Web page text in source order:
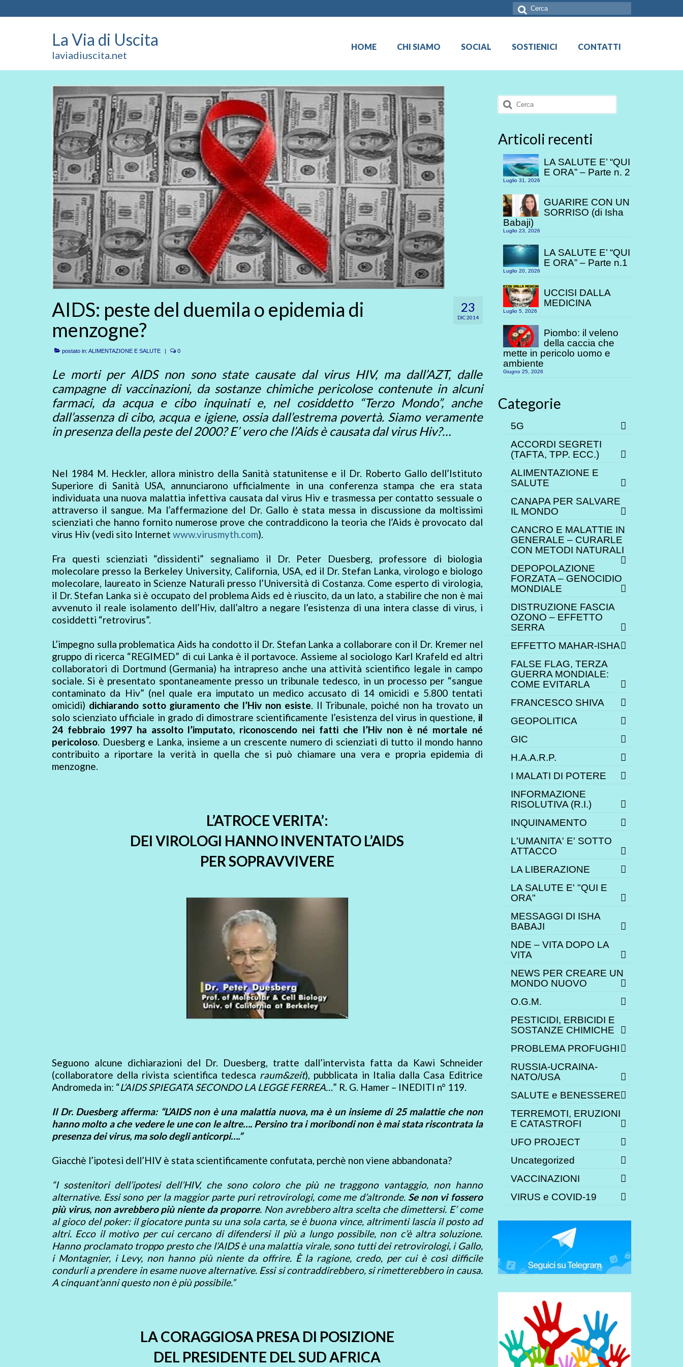
Cerca:
La Via di Uscita
laviadiuscita.net
HOME CHI SIAMO SOCIAL SOSTIENICI CONTATTI
23
DIC 2014
AIDS: peste del duemila o epidemia di
menzogne?
postato in: ALIMENTAZIONE E SALUTE | 0
Le morti per AIDS non sono state causate dal virus HIV, ma dall’AZT, dalle
campagne di vaccinazioni, da sostanze chimiche pericolose contenute in alcuni
farmaci, da acqua e cibo inquinati e, nel cosiddetto “Terzo Mondo”, anche
dall’assenza di cibo, acqua e igiene, ossia dall’estrema povertà. Siamo veramente
in presenza della peste del 2000? E’ vero che l’Aids è causata dal virus Hiv?…
Nel 1984 M. Heckler, allora ministro della Sanità statunitense e il Dr. Roberto Gallo dell’Istituto
Superiore di Sanità USA, annunciarono ufficialmente in una conferenza stampa che era stata
individuata una nuova malattia infettiva causata dal virus Hiv e trasmessa per contatto sessuale o
attraverso il sangue. Ma l’affermazione del Dr. Gallo è stata messa in discussione da moltissimi
scienziati che hanno fornito numerose prove che contraddicono la teoria che l’Aids è provocato dal
virus Hiv (vedi sito Internet www.virusmyth.com).
Fra questi scienziati “dissidenti” segnaliamo il Dr. Peter Duesberg, professore di biologia
molecolare presso la Berkeley University, California, USA, ed il Dr. Stefan Lanka, virologo e biologo
molecolare, laureato in Scienze Naturali presso l’Università di Costanza. Come esperto di virologia,
il Dr. Stefan Lanka si è occupato del problema Aids ed è riuscito, da un lato, a stabilire che non è mai
avvenuto il reale isolamento dell’Hiv, dall’altro a negare l’esistenza di una intera classe di virus, i
cosiddetti “retrovirus”.
L’impegno sulla problematica Aids ha condotto il Dr. Stefan Lanka a collaborare con il Dr. Kremer nel
gruppo di ricerca “REGIMED” di cui Lanka è il portavoce. Assieme al sociologo Karl Krafeld ed altri
collaboratori di Dortmund (Germania) ha intrapreso anche una attività scientifico legale in campo
sociale. Si è presentato spontaneamente presso un tribunale tedesco, in un processo per “sangue
contaminato da Hiv” (nel quale era imputato un medico accusato di 14 omicidi e 5.800 tentati
omicidi) dichiarando sotto giuramento che l’Hiv non esiste. Il Tribunale, poiché non ha trovato un
solo scienziato ufficiale in grado di dimostrare scientificamente l’esistenza del virus in questione, il
24 febbraio 1997 ha assolto l’imputato, riconoscendo nei fatti che l’Hiv non è né mortale né
pericoloso. Duesberg e Lanka, insieme a un crescente numero di scienziati di tutto il mondo hanno
contribuito a riportare la verità in quella che si può chiamare una vera e propria epidemia di
menzogne.
L’ATROCE VERITA’:
DEI VIROLOGI HANNO INVENTATO L’AIDS
PER SOPRAVVIVERE
Seguono alcune dichiarazioni del Dr. Duesberg, tratte dall’intervista fatta da Kawi Schneider
(collaboratore della rivista scientifica tedesca raum&zeit), pubblicata in Italia dalla Casa Editrice
Andromeda in: “L’AIDS SPIEGATA SECONDO LA LEGGE FERREA…” R. G. Hamer – INEDITI n° 119.
Il Dr. Duesberg afferma: “L’AIDS non è una malattia nuova, ma è un insieme di 25 malattie che non
hanno molto a che vedere le une con le altre…. Persino tra i moribondi non è mai stata riscontrata la
presenza dei virus, ma solo degli anticorpi….”
Giacchè l’ipotesi dell’HIV è stata scientificamente confutata, perchè non viene abbandonata?
“I sostenitori dell’ipotesi dell’HIV, che sono coloro che più ne traggono vantaggio, non hanno
alternative. Essi sono per la maggior parte puri retrovirologi, come me d’altronde. Se non vi fossero
più virus, non avrebbero più niente da proporre. Non avrebbero altra scelta che dimettersi. E’ come
al gioco del poker: il giocatore punta su una sola carta, se è buona vince, altrimenti lascia il posto ad
altri. Ecco il motivo per cui cercano di difendersi il più a lungo possibile, non c’è altra soluzione.
Hanno proclamato troppo presto che l’AIDS è una malattia virale, sono tutti dei retrovirologi, i Gallo,
i Montagnier, i Levy, non hanno più niente da offrire. È la ragione, credo, per cui è così difficile
condurli a prendere in esame nuove alternative. Essi si contraddirebbero, si rimetterebbero in causa.
A cinquant’anni questo non è più possibile.”
LA CORAGGIOSA PRESA DI POSIZIONE
DEL PRESIDENTE DEL SUD AFRICA
Cerca:
Articoli recenti
LA SALUTE E’ “QUI
E ORA” – Parte n. 2
Luglio 31, 2026
GUARIRE CON UN
SORRISO (di Isha
Babaji)
Luglio 23, 2026
LA SALUTE E’ “QUI
E ORA” – Parte n.1
Luglio 20, 2026
UCCISI DALLA
MEDICINA
Luglio 5, 2026
Piombo: il veleno
della caccia che
mette in pericolo uomo e
ambiente
Giugno 25, 2026
Categorie
5G
ACCORDI SEGRETI
(TAFTA, TPP. ECC.)
ALIMENTAZIONE E
SALUTE
CANAPA PER SALVARE
IL MONDO
CANCRO E MALATTIE IN
GENERALE – CURARLE
CON METODI NATURALI
DEPOPOLAZIONE
FORZATA – GENOCIDIO
MONDIALE
DISTRUZIONE FASCIA
OZONO – EFFETTO
SERRA
EFFETTO MAHAR-ISHA
FALSE FLAG, TERZA
GUERRA MONDIALE:
COME EVITARLA
FRANCESCO SHIVA
GEOPOLITICA
GIC
H.A.A.R.P.
I MALATI DI POTERE
INFORMAZIONE
RISOLUTIVA (R.I.)
INQUINAMENTO
L'UMANITA' E' SOTTO
ATTACCO
LA LIBERAZIONE
LA SALUTE E' "QUI E
ORA"
MESSAGGI DI ISHA
BABAJI
NDE – VITA DOPO LA
VITA
NEWS PER CREARE UN
MONDO NUOVO
O.G.M.
PESTICIDI, ERBICIDI E
SOSTANZE CHIMICHE
PROBLEMA PROFUGHI
RUSSIA-UCRAINA-
NATO/USA
SALUTE e BENESSERE
TERREMOTI, ERUZIONI
E CATASTROFI
UFO PROJECT
Uncategorized
VACCINAZIONI
VIRUS e COVID-19